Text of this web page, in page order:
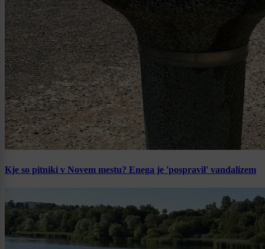
Kje so pitniki v Novem mestu? Enega je 'pospravil' vandalizem